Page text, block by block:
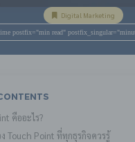
Digital Marketing
postfix="min read"
คืออะไร?
Touch Point ที่ทุกธุรกิจควรรู้